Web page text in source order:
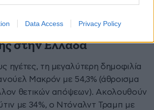
Data Access Privacy Policy
ο πιο δημοφιλής
στην Ελλάδα
ηγέτες, τη μεγαλύτερη δημοφιλία
Μακρόν με 54,3% (άθροισμα
θετικών απόψεων). Ακολουθούν
με 34%, ο Ντόναλντ Τραμπ με